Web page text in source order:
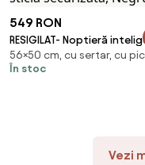
549 RON
RESIGILAT- Noptieră
multifuncțională, 3
iluminare LED-uri Touch, 3
56×50 cm, cu sertar, cu
În stoc
Vezi